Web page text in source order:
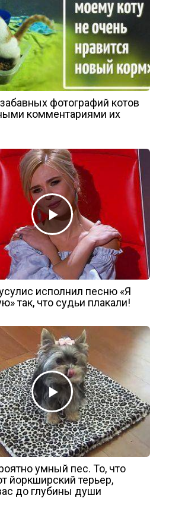
фотографий котов
комментариями их
исполнил песню «Я
так, что судьи плакали!
умный пес. То, что
йоркширский терьер,
до глубины души